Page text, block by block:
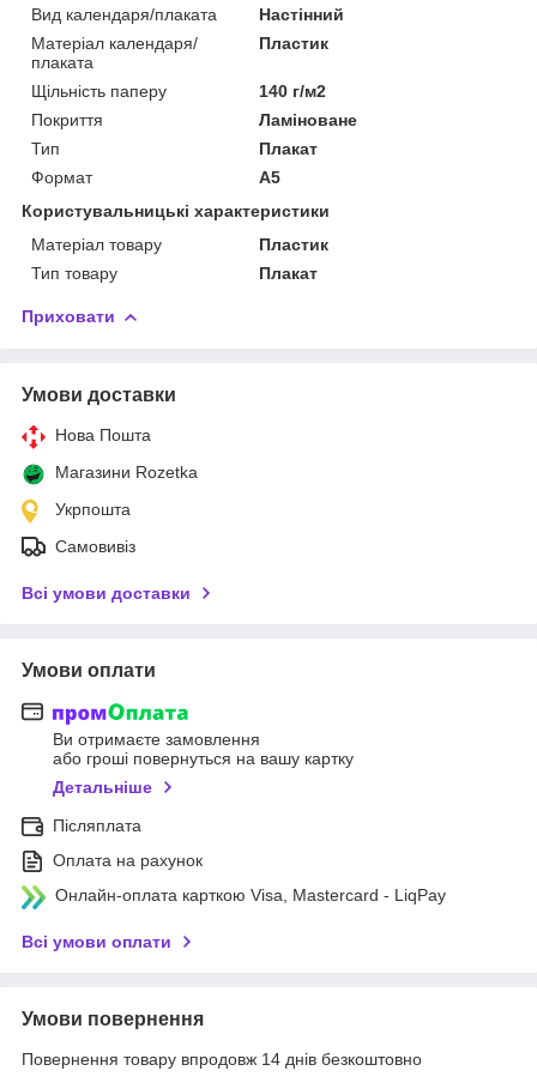
Вид календаря/плаката
Настінний
Матеріал календаря/
плаката
Пластик
Щільність паперу
140 г/м2
Покриття
Ламіноване
Тип
Плакат
Формат
A5
Користувальницькі характеристики
Матеріал товару
Пластик
Тип товару
Плакат
Приховати
Умови доставки
Нова Пошта
Магазини Rozetka
Укрпошта
Самовивіз
Всі умови доставки
Умови оплати
Ви отримаєте замовлення
або гроші повернуться на вашу картку
Детальніше
Післяплата
Оплата на рахунок
Онлайн-оплата карткою Visa, Mastercard - LiqPay
Всі умови оплати
Умови повернення
Повернення товару впродовж 14 днів безкоштовно